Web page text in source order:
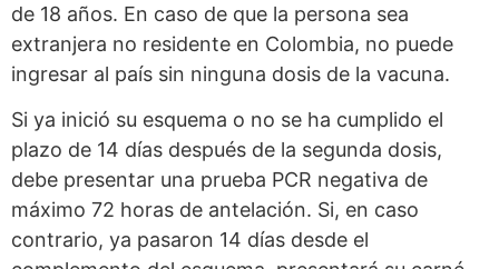
de 18 años. En caso de que la persona sea
extranjera no residente en Colombia, no puede
ingresar al país sin ninguna dosis de la vacuna.
Si ya inició su esquema o no se ha cumplido el
plazo de 14 días después de la segunda dosis,
debe presentar una prueba PCR negativa de
máximo 72 horas de antelación. Si, en caso
contrario, ya pasaron 14 días desde el